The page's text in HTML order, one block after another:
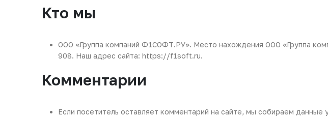
Кто мы
ООО «Группа компаний Ф1СОФТ.РУ». Место нахождения ООО «Группа
908. Наш адрес сайта: https://f1soft.ru.
Комментарии
Если посетитель оставляет комментарий на сайте, мы собираем